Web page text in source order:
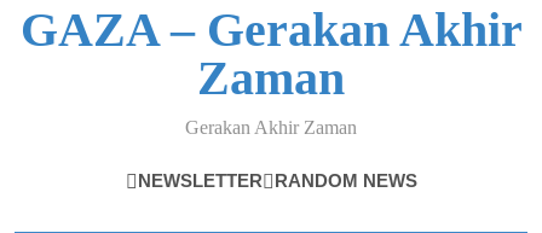
GAZA – Gerakan Akhir
Zaman
Gerakan Akhir Zaman
NEWSLETTER RANDOM NEWS